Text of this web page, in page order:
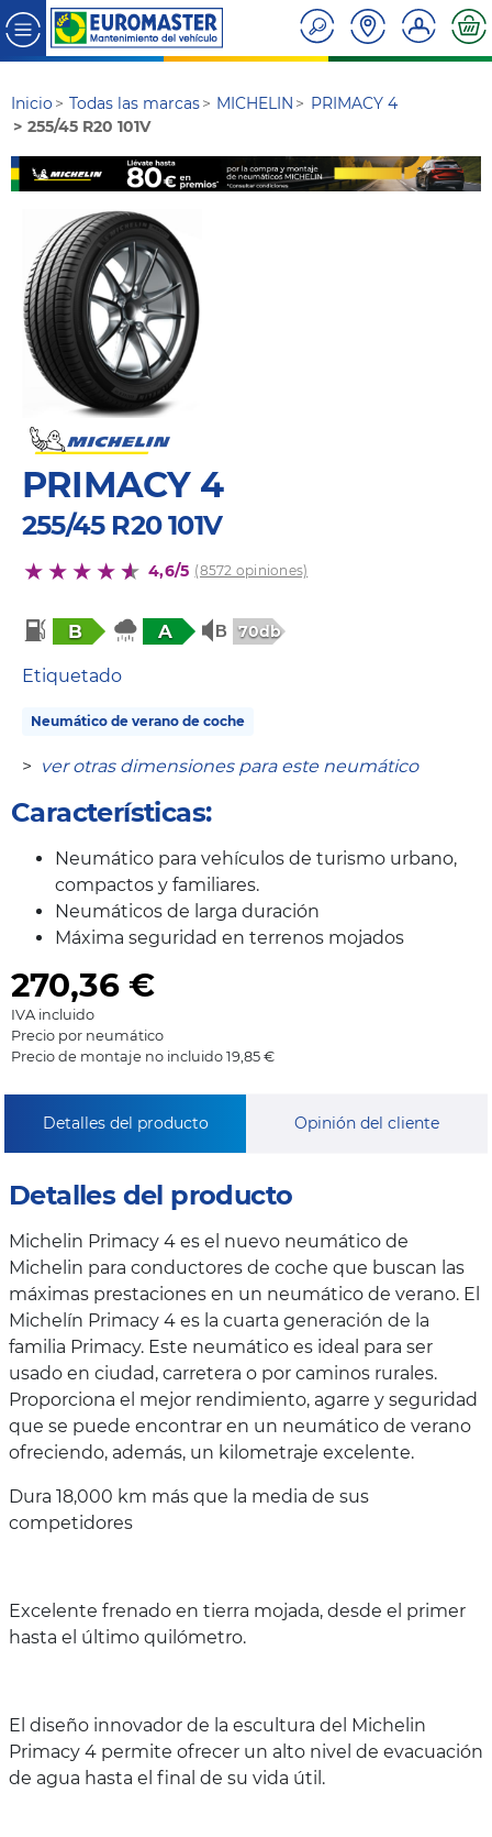
Inicio Todas las marcas MICHELIN
PRIMACY 4
255/45 R20 101V
PRIMACY 4
255/45 R20 101V
4,6/5 (8572 opiniones)
B A 70db
Etiquetado
Neumático de verano de coche
> ver otras dimensiones para este neumático
Características:
Neumático para vehículos de turismo urbano,
compactos y familiares.
Neumáticos de larga duración
Máxima seguridad en terrenos mojados
270,36 €
IVA incluido
Precio por neumático
Precio de montaje no incluido 19,85 €
Detalles del producto Opinión del cliente
Detalles del producto
Michelin Primacy 4 es el nuevo neumático de
Michelin para conductores de coche que buscan las
máximas prestaciones en un neumático de verano. El
Michelín Primacy 4 es la cuarta generación de la
familia Primacy. Este neumático es ideal para ser
usado en ciudad, carretera o por caminos rurales.
Proporciona el mejor rendimiento, agarre y seguridad
que se puede encontrar en un neumático de verano
ofreciendo, además, un kilometraje excelente.
Dura 18,000 km más que la media de sus
competidores
Excelente frenado en tierra mojada, desde el primer
hasta el último quilómetro.
El diseño innovador de la escultura del Michelin
Primacy 4 permite ofrecer un alto nivel de evacuación
de agua hasta el final de su vida útil.